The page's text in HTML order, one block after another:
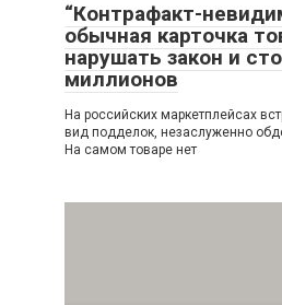
“Контрафакт-
обычная карточка
нарушать закон и
миллионов
На российских маркетплейсах
вид подделок, незаслуженно
На самом товаре нет